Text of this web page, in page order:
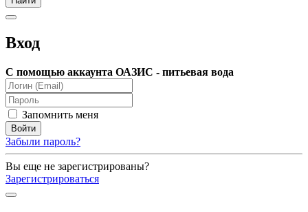
Вход
С помощью аккаунта ОАЗИС - питьевая вода
Запомнить меня
Забыли пароль?
Вы еще не зарегистрированы?
Зарегистрироваться